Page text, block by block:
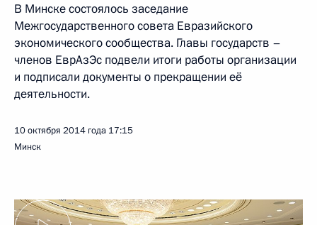
В Минске состоялось заседание
Межгосударственного совета Евразийского
экономического сообщества. Главы государств –
членов ЕврАзЭс подвели итоги работы организации
и подписали документы о прекращении её
деятельности.
10 октября 2014 года 17:15
Минск